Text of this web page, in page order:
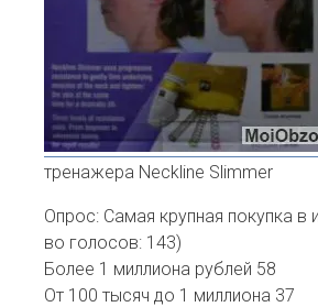
тренажера Neckline Slimmer
Опрос: Самая крупная покупка в
во голосов: 143)
Более 1 миллиона рублей 58
От 100 тысяч до 1 миллиона 37